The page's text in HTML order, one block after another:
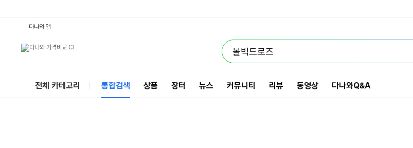
다나와 앱
전체 카테고리 통합검색 상품 장터 뉴스 커뮤니티 리뷰 동영상 다나와Q&A